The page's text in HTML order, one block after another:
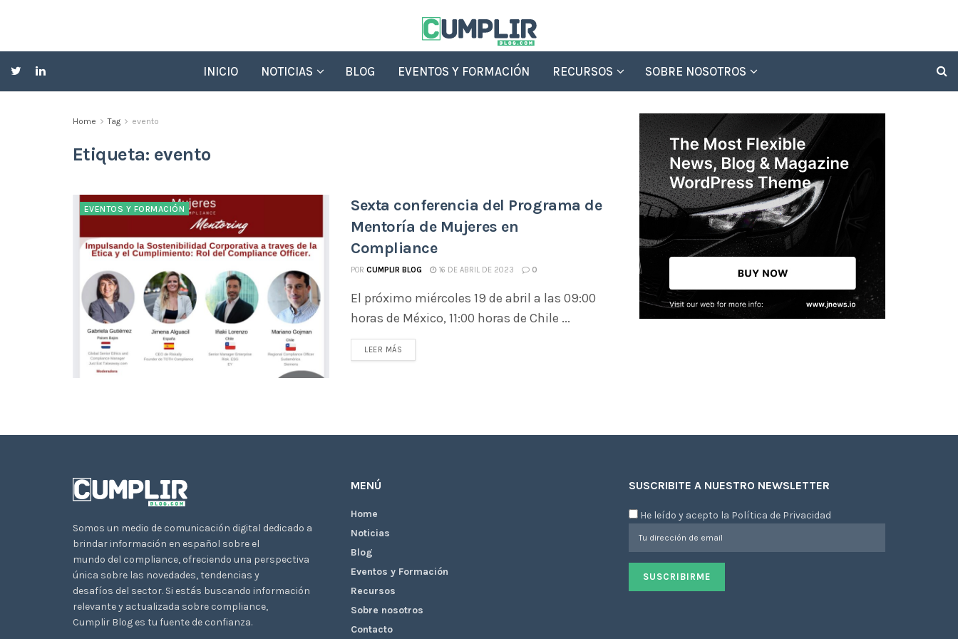
INICIO NOTICIAS BLOG EVENTOS Y FORMACIÓN RECURSOS SOBRE NOSOTROS
Home Tag evento
Etiqueta: evento
EVENTOS Y FORMACIÓN
Sexta conferencia del Programa de
Mentoría de Mujeres en
Compliance
POR CUMPLIR BLOG 16 DE ABRIL DE 2023 0
El próximo miércoles 19 de abril a las 09:00
horas de México, 11:00 horas de Chile ...
LEER MÁS
Somos un medio de comunicación digital dedicado a
brindar información en español sobre el
mundo del compliance, ofreciendo una perspectiva
única sobre las novedades, tendencias y
desafíos del sector. Si estás buscando información
relevante y actualizada sobre compliance,
Cumplir Blog es tu fuente de confianza.
MENÚ
Home
Noticias
Blog
Eventos y Formación
Recursos
Sobre nosotros
Contacto
SUSCRIBITE A NUESTRO NEWSLETTER
He leído y acepto la Política de Privacidad